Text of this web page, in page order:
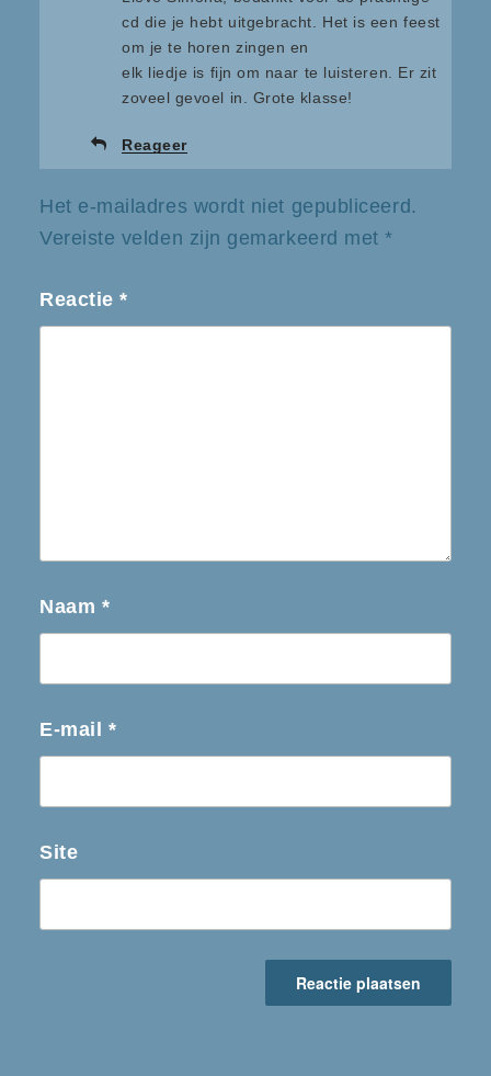
cd die je hebt uitgebracht. Het is een feest
om je te horen zingen en
elk liedje is fijn om naar te luisteren. Er zit
zoveel gevoel in. Grote klasse!
Reageer
Het e-mailadres wordt niet gepubliceerd.
Vereiste velden zijn gemarkeerd met*
Reactie*
Naam *
E-mail *
Site